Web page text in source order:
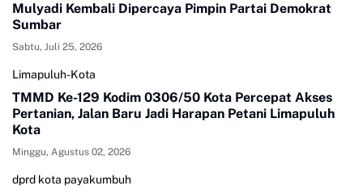
Mulyadi Kembali Dipercaya Pimpin Partai Demokrat
Sumbar
Sabtu, Juli 25, 2026
Limapuluh-Kota
TMMD Ke-129 Kodim 0306/50 Kota Percepat Akses
Pertanian, Jalan Baru Jadi Harapan Petani Limapuluh
Kota
Minggu, Agustus 02, 2026
dprd kota payakumbuh